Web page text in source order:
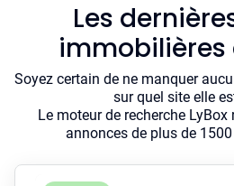
Les
immobilières
Soyez certain de ne manquer
sur quel site elle
Le moteur de recherche
annonces de plus de